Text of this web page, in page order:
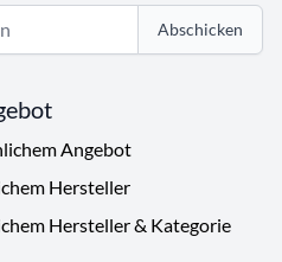
Abschicken
Angebot
Hersteller
Hersteller & Kategorie